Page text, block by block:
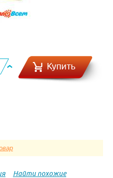
Купить
Найти похожие